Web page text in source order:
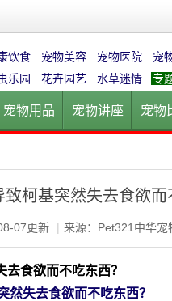
饮食 宠物美容 宠物医院 宠
乐园 花卉园艺 水草迷情 专
宠物用品 宠物讲座 宠物
柯基突然失去食欲而
07更新 | 来源：Pet321中华宠
食欲而不吃东西？
然失去食欲而不吃东西？